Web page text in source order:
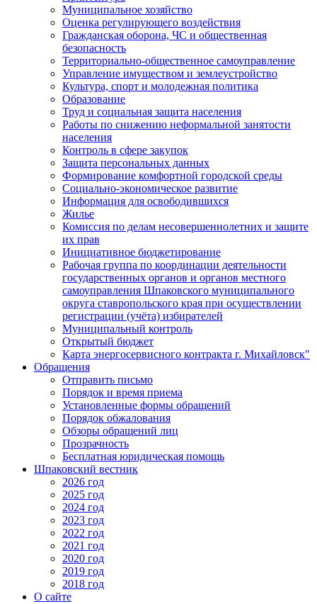
Муниципальное хозяйство
Оценка регулирующего воздействия
Гражданская оборона, ЧС и общественная
безопасность
Территориально-общественное самоуправление
Управление имуществом и землеустройство
Культура, спорт и молодежная политика
Образование
Труд и социальная защита населения
Работы по снижению неформальной занятости
населения
Контроль в сфере закупок
Защита персональных данных
Формирование комфортной городской среды
Социально-экономическое развитие
Информация для освободившихся
Жилье
Комиссия по делам несовершеннолетних и защите
их прав
Инициативное бюджетирование
Рабочая группа по координации деятельности
государственных органов и органов местного
самоуправления Шпаковского муниципального
округа ставропольского края при осуществлении
регистрации (учёта) избирателей
Муниципальный контроль
Открытый бюджет
Карта энергосервисного контракта г. Михайловск"
Обращения
Отправить письмо
Порядок и время приема
Установленные формы обращений
Порядок обжалования
Обзоры обращений лиц
Прозрачность
Бесплатная юридическая помощь
Шпаковский вестник
2026 год
2025 год
2024 год
2023 год
2022 год
2021 год
2020 год
2019 год
2018 год
О сайте